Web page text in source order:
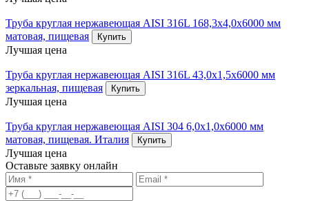
Труба круглая нержавеющая AISI 316L 168,3х4,0х6000 мм
матовая, пищевая
Купить
Лучшая цена
Труба круглая нержавеющая AISI 316L 43,0х1,5х6000 мм
зеркальная, пищевая
Купить
Лучшая цена
Труба круглая нержавеющая AISI 304 6,0х1,0х6000 мм
матовая, пищевая. Италия
Купить
Лучшая цена
Оставьте заявку онлайн